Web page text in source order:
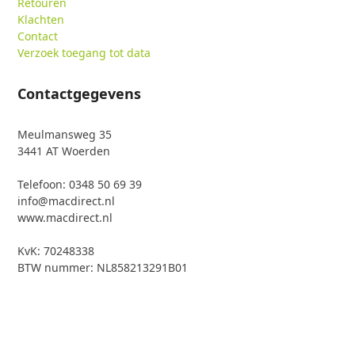
Klachten
Contact
Verzoek toegang tot data
Contactgegevens
Meulmansweg 35
3441 AT Woerden
Telefoon: 0348 50 69 39
info@macdirect.nl
www.macdirect.nl
KvK: 70248338
BTW nummer: NL858213291B01